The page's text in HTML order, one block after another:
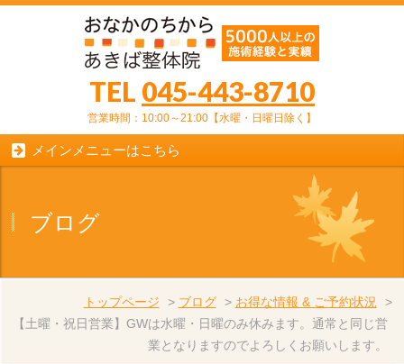
TEL 045-443-8710
営業時間：10:00～21:00【水曜・日曜日除く】
メインメニューはこちら
ブログ
トップページ > ブログ > お得な情報 & ご予約状況
>
【土曜・祝日営業】GWは水曜・日曜のみ休みます。通常と同じ営
業となりますのでよろしくお願いします。